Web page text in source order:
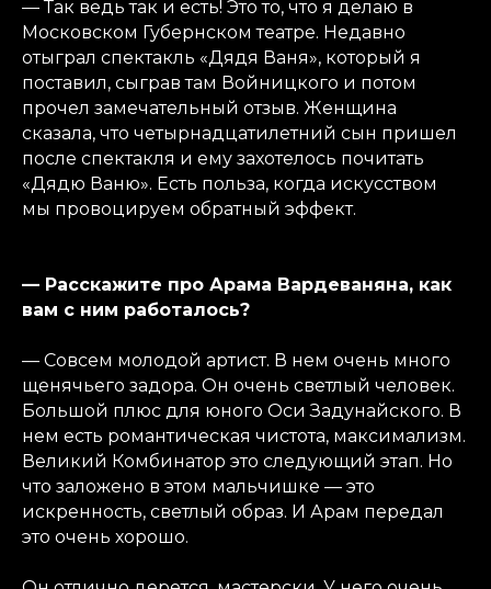
— Так ведь так и есть! Это то, что я делаю в
Московском Губернском театре. Недавно
отыграл спектакль «Дядя Ваня», который я
поставил, сыграв там Войницкого и потом
прочел замечательный отзыв. Женщина
сказала, что четырнадцатилетний сын пришел
после спектакля и ему захотелось почитать
«Дядю Ваню». Есть польза, когда искусством
мы провоцируем обратный эффект.
— Расскажите про Арама Вардеваняна, как
вам с ним работалось?
— Совсем молодой артист. В нем очень много
щенячьего задора. Он очень светлый человек.
Большой плюс для юного Оси Задунайского. В
нем есть романтическая чистота, максимализм.
Великий Комбинатор это следующий этап. Но
что заложено в этом мальчишке — это
искренность, светлый образ. И Арам передал
это очень хорошо.